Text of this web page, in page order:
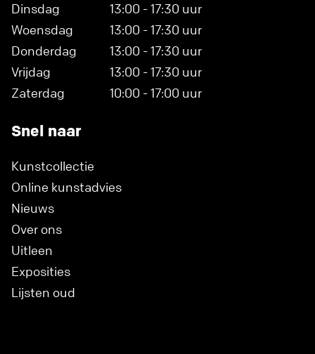
Dinsdag
13:00 - 17:30 uur
Woensdag
13:00 - 17:30 uur
Donderdag
13:00 - 17:30 uur
Vrijdag
13:00 - 17:30 uur
Zaterdag
10:00 - 17:00 uur
Snel naar
Kunstcollectie
Online kunstadvies
Nieuws
Over ons
Uitleen
Exposities
Lijsten oud